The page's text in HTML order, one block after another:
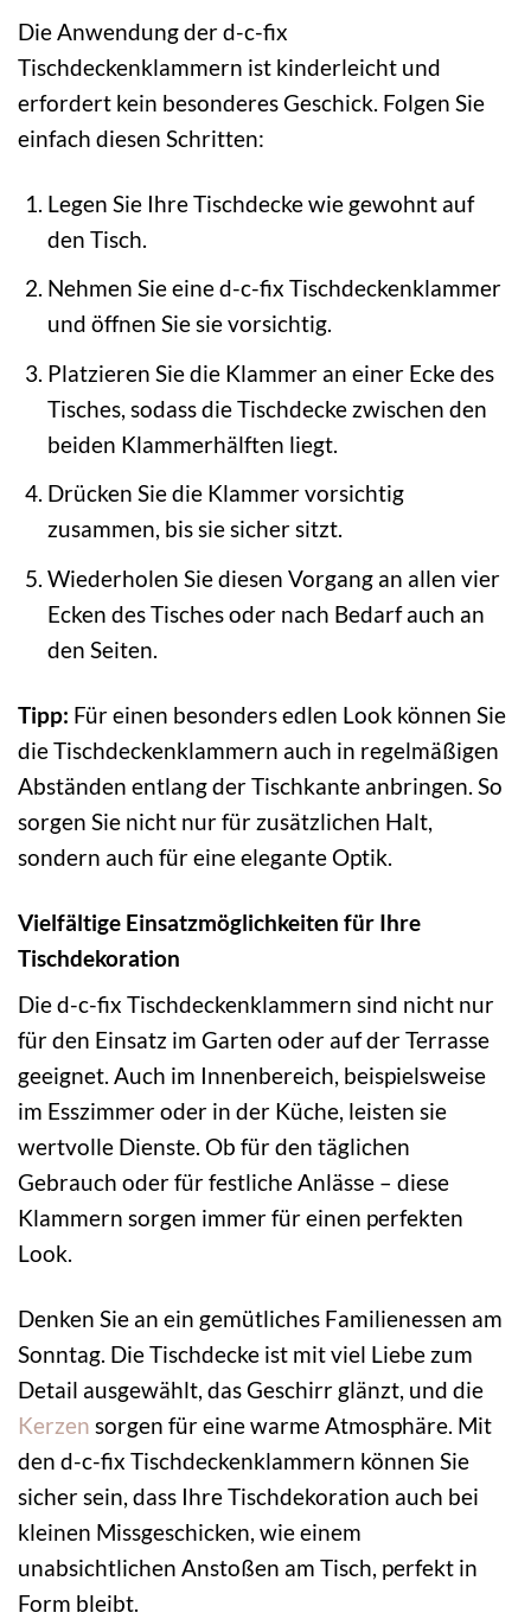
Die Anwendung der d-c-fix
Tischdeckenklammern ist kinderleicht und
erfordert kein besonderes Geschick. Folgen Sie
einfach diesen Schritten:
Legen Sie Ihre Tischdecke wie gewohnt auf
den Tisch.
Nehmen Sie eine d-c-fix Tischdeckenklammer
und öffnen Sie sie vorsichtig.
Platzieren Sie die Klammer an einer Ecke des
Tisches, sodass die Tischdecke zwischen den
beiden Klammerhälften liegt.
Drücken Sie die Klammer vorsichtig
zusammen, bis sie sicher sitzt.
Wiederholen Sie diesen Vorgang an allen vier
Ecken des Tisches oder nach Bedarf auch an
den Seiten.
Tipp: Für einen besonders edlen Look können Sie
die Tischdeckenklammern auch in regelmäßigen
Abständen entlang der Tischkante anbringen. So
sorgen Sie nicht nur für zusätzlichen Halt,
sondern auch für eine elegante Optik.
Vielfältige Einsatzmöglichkeiten für Ihre
Tischdekoration
Die d-c-fix Tischdeckenklammern sind nicht nur
für den Einsatz im Garten oder auf der Terrasse
geeignet. Auch im Innenbereich, beispielsweise
im Esszimmer oder in der Küche, leisten sie
wertvolle Dienste. Ob für den täglichen
Gebrauch oder für festliche Anlässe – diese
Klammern sorgen immer für einen perfekten
Look.
Denken Sie an ein gemütliches Familienessen am
Sonntag. Die Tischdecke ist mit viel Liebe zum
Detail ausgewählt, das Geschirr glänzt, und die
Kerzen sorgen für eine warme Atmosphäre. Mit
den d-c-fix Tischdeckenklammern können Sie
sicher sein, dass Ihre Tischdekoration auch bei
kleinen Missgeschicken, wie einem
unabsichtlichen Anstoßen am Tisch, perfekt in
Form bleibt.